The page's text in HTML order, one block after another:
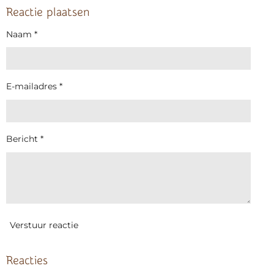
e
n
l
r
e
e
n
Reactie plaatsen
Naam *
E-mailadres *
Bericht *
Verstuur reactie
Reacties